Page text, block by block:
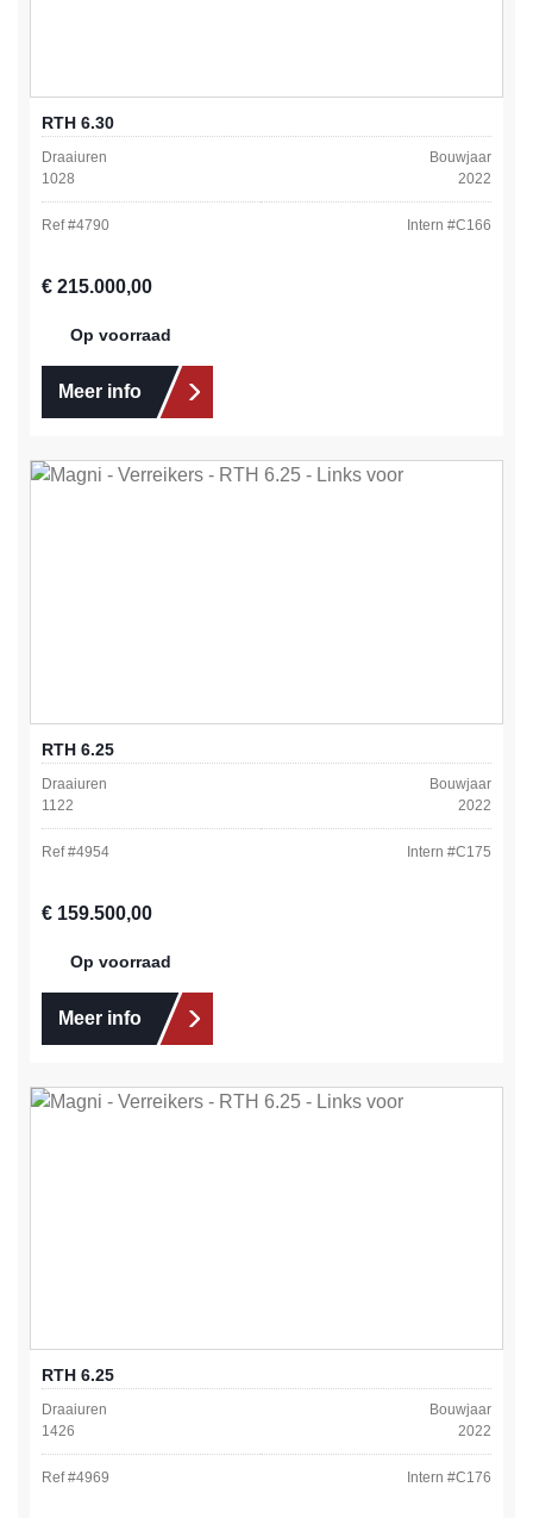
RTH 6.30
Draaiuren
1028
Bouwjaar
2022
Ref #4790 Intern #C166
Normale prijs:
€ 215.000,00
Op voorraad
Meer info
RTH 6.25
Draaiuren
1122
Bouwjaar
2022
Ref #4954 Intern #C175
Normale prijs:
€ 159.500,00
Op voorraad
Meer info
RTH 6.25
Draaiuren
1426
Bouwjaar
2022
Ref #4969 Intern #C176